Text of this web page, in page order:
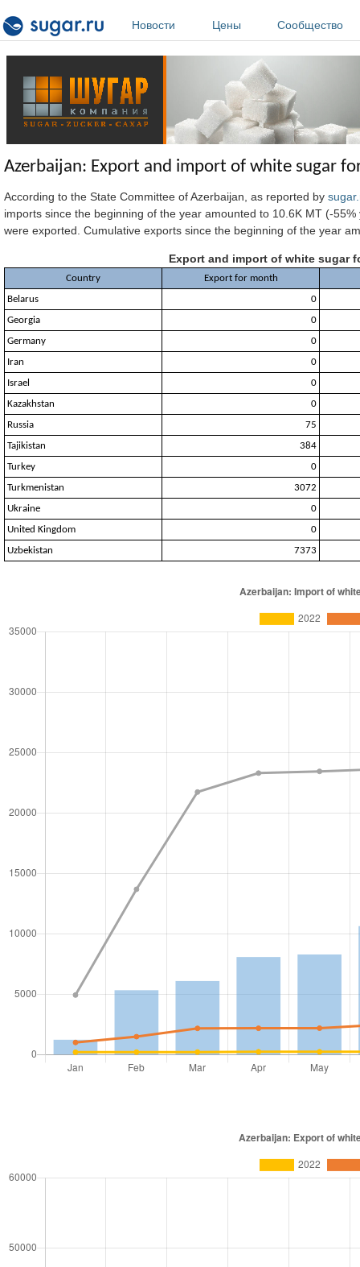
Новости
Цены Сообщество
Azerbaijan: Export and import of white sugar
According to the State Committee of Azerbaijan, as reported by
imports since the beginning of the year amounted to 10.6K MT (-
were exported. Cumulative exports since the beginning of the year
Export and import of white sugar
Country
Export for month
Belarus
0
Georgia
0
Germany
0
Iran
0
Israel
0
Kazakhstan
0
Russia
75
Tajikistan
384
Turkey
0
Turkmenistan
3072
Ukraine
0
United Kingdom
0
Uzbekistan
7373